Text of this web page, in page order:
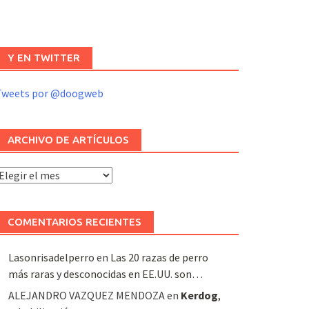
Y EN TWITTER
por @doogweb
ARCHIVO DE ARTÍCULOS
Archivo
COMENTARIOS RECIENTES
Lasonrisadelperro en Las 20 razas de perro
más raras y desconocidas en EE.UU. son…
ALEJANDRO VAZQUEZ MENDOZAen Kerdog,